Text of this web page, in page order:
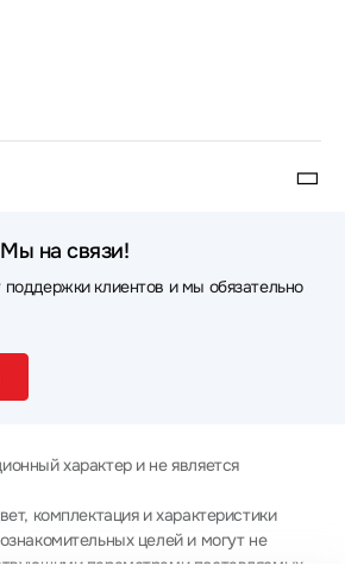
на связи!
клиентов и мы обязательно
характер и не является
комплектация и характеристики
целей и могут не